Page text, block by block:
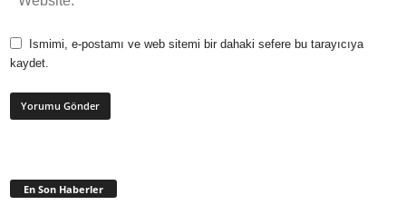
Ismimi, e-postamı ve web sitemi bir dahaki sefere bu tarayıcıya
kaydet.
En Son Haberler